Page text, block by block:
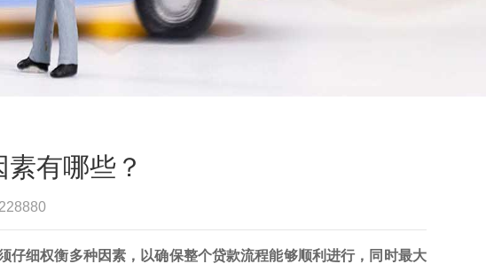
有哪些？
细权衡多种因素，以确保整个贷款流程能够顺利进行，同时最大